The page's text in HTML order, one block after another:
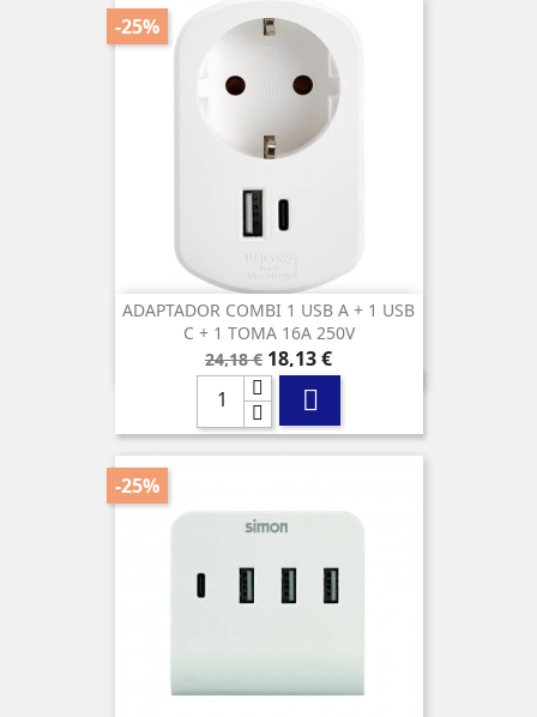
ADAPTADOR COMBI 1 USB A + 1 USB
C + 1 TOMA 16A 250V
Precio
base
24,18 €
-25%
Precio
18,13 €

-25%